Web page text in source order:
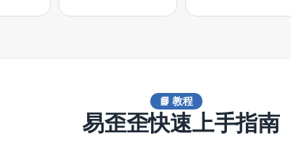
📘 教程
易歪歪快速上手指南